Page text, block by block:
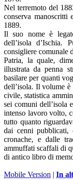
Nel terremoto del
conserva
1889.
Il suo nome è
dell’isola
consigliere comunale
Patria, la quale,
illustrata da penna
basilare per quanti
dell’isola. Il volume
civile, statistica
sei comuni dell’isola
intenso lavoro volto,
tutto quanto
dai cenni pubblicati,
cronache, e dalle
ammuffati scaffali di
di antico libro di
Mobile Version | In